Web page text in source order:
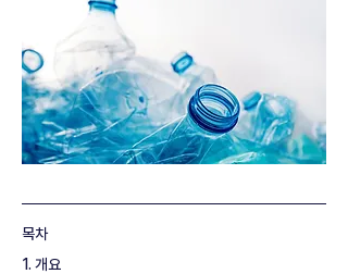
목차
1. 개요